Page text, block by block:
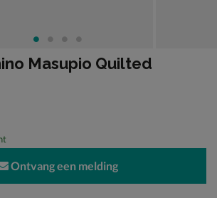
Masupio Quilted
€ 129,99
Ontvang een melding